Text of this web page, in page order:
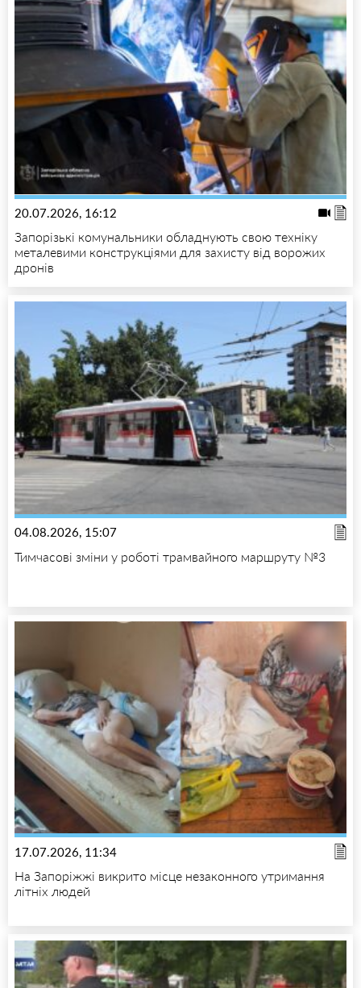
20.07.2026, 16:12
Запорізькі комунальники обладнують свою техніку
металевими конструкціями для захисту від ворожих
дронів
04.08.2026, 15:07
Тимчасові зміни у роботі трамвайного маршруту №3
17.07.2026, 11:34
На Запоріжжі викрито місце незаконного утримання
літніх людей